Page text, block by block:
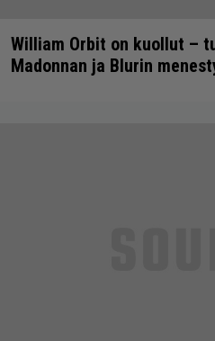
William Orbit on kuollut –
Madonnan ja Blurin